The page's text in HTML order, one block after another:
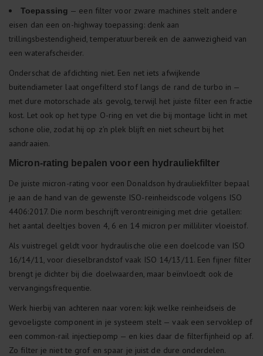
Toepassing — een filter voor zware machines stelt andere
eisen dan een on-highway toepassing: denk aan
trillingsbestendigheid, temperatuurbereik en de aanwezigheid van
een waterafscheider.
Onderschat de afdichting niet. Een net iets afwijkende
buitendiameter laat ongefilterd stof langs de rand de turbo in —
met dure motorschade als gevolg, terwijl het juiste filter een fractie
kost. Let ook op het type O-ring en vet die bij montage licht in met
schone olie, zodat hij op z'n plek blijft en niet scheurt bij het
aandraaien.
Micron-rating bepalen voor een hydrauliekfilter
De juiste micron-rating voor een Donaldson hydrauliekfilter bepaal
je aan de hand van de gewenste ISO-reinheidscode volgens ISO
4406:2017. Die norm beschrijft verontreiniging met drie getallen:
het aantal deeltjes boven 4, 6 en 14 micron per milliliter vloeistof.
Als vuistregel geldt voor hydraulische olie een doelcode van ISO
16/14/11, voor dieselbrandstof vaak ISO 14/13/11. Een fijner filter
brengt je dichter bij die doelwaarden, maar beïnvloedt ook de
vervangingsfrequentie.
Werk hierbij van achteren naar voren: kijk welke reinheidseis de
gevoeligste component in je systeem stelt — vaak een servoklep of
een common-rail injectiepomp — en kies daar de filterfijnheid op af.
Zo filter je niet te grof en spaar je juist de dure onderdelen.